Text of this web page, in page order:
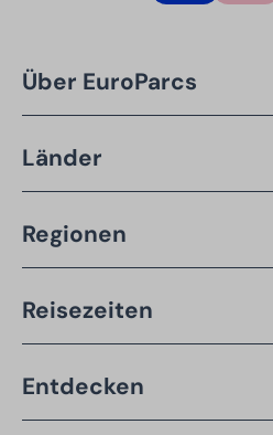
Über EuroParcs
Länder
Regionen
Reisezeiten
Entdecken